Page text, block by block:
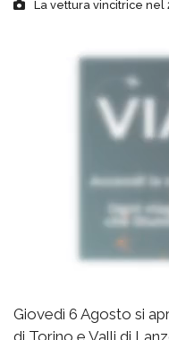
La vettura vincitrice nel
Giovedì 6 Agosto si
di Torino e Valli di